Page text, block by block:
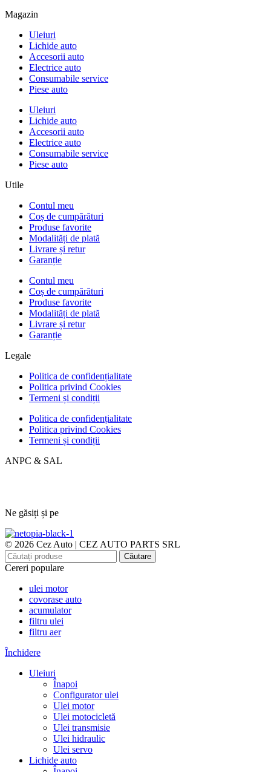
Magazin
Uleiuri
Lichide auto
Accesorii auto
Electrice auto
Consumabile service
Piese auto
Uleiuri
Lichide auto
Accesorii auto
Electrice auto
Consumabile service
Piese auto
Utile
Contul meu
Coș de cumpărături
Produse favorite
Modalități de plată
Livrare și retur
Garanție
Contul meu
Coș de cumpărături
Produse favorite
Modalități de plată
Livrare și retur
Garanție
Legale
Politica de confidențialitate
Politica privind Cookies
Termeni și condiții
Politica de confidențialitate
Politica privind Cookies
Termeni și condiții
ANPC & SAL
Ne găsiți și pe
© 2026 Cez Auto | CEZ AUTO PARTS SRL
Căutare
Cereri populare
ulei motor
covorase auto
acumulator
filtru ulei
filtru aer
Închidere
Uleiuri
Înapoi
Configurator ulei
Ulei motor
Ulei motocicletă
Ulei transmisie
Ulei hidraulic
Ulei servo
Lichide auto